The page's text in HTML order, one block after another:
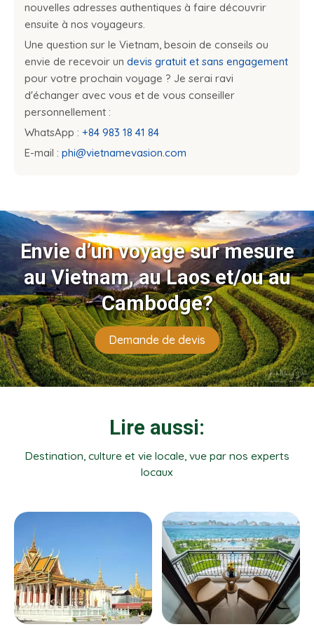
nouvelles adresses authentiques à faire découvrir
ensuite à nos voyageurs.
Une question sur le Vietnam, besoin de conseils ou
envie de recevoir un devis gratuit et sans engagement
pour votre prochain voyage ? Je serai ravi
d'échanger avec vous et de vous conseiller
personnellement :
WhatsApp : +84 983 18 41 84
E-mail : phi@vietnamevasion.com
Envie d’un voyage sur mesure
au Vietnam, au Laos et/ou au
Cambodge?
Demande de devis
Lire aussi:
Destination, culture et vie locale, vue par nos experts
locaux